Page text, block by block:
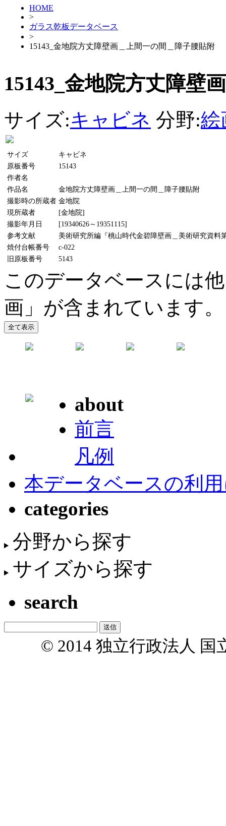
HOME
>
ガラス乾板データベース
>
15143_金地院方丈障壁画＿上間一の間＿障子腰貼附
15143_金地院方丈障壁
サイズ:キャビネ 分野:絵
サイズ
キャビネ
原板番号
15143
作者名
作品名
金地院方丈障壁画＿上間一の間＿障子腰貼附
撮影時の所蔵者 金地院
現所蔵者
[金地院]
撮影年月日
[19340626～19351115]
参考文献
美術研究所編『桃山時代金碧障壁画＿美術研究資料
焼付台帳番号
c-022
旧原板番号
5143
このデータベースには
画」が含まれています。
about
前言
凡例
本データベースの利
categories
分野から探す
サイズから探す
search
© 2014 独立行政法人 国